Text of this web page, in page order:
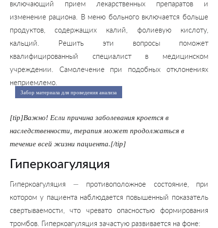
включающий прием лекарственных препаратов и
изменение рациона. В меню больного включается больше
продуктов, содержащих калий, фолиевую кислоту,
кальций. Решить эти вопросы поможет
квалифицированный специалист в медицинском
учреждении. Самолечение при подобных отклонениях
неприемлемо.
Забор материала для проведения анализа
[tip]Важно! Если причина заболевания кроется в
наследственности, терапия может продолжаться в
течение всей жизни пациента.[/tip]
Гиперкоагуляция
Гиперкоагуляция — противоположное состояние, при
котором у пациента наблюдается повышенный показатель
свертываемости, что чревато опасностью формирования
тромбов. Гиперкоагуляция зачастую развивается на фоне: